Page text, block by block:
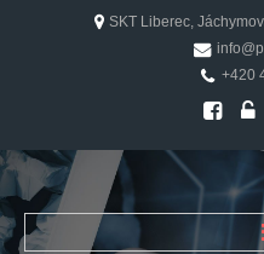
SKT Liberec,
+420